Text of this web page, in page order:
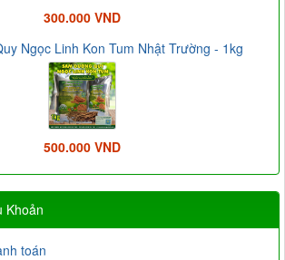
300.000 VND
Ngọc Linh Kon Tum Nhật Trường - 1kg
500.000 VND
Khoản
toán